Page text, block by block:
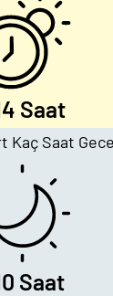
Saat
Kaç Saat Gece
Saat